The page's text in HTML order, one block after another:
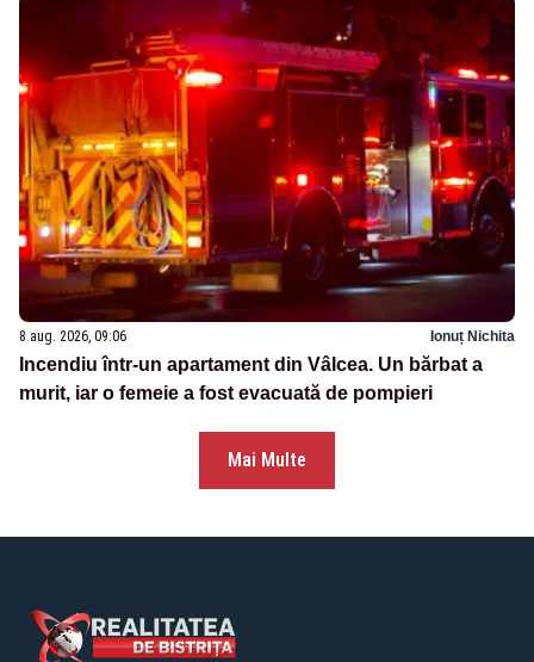
8 aug. 2026, 09:06 Ionuț Nichita
Incendiu într-un apartament din Vâlcea. Un bărbat a
murit, iar o femeie a fost evacuată de pompieri
Mai Multe